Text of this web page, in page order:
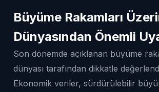
Büyüme Rakamları
Dünyasından Önemli
Son dönemde açıklanan büyüme
dünyası tarafından dikkatle
Ekonomik veriler, sürdürülebilir